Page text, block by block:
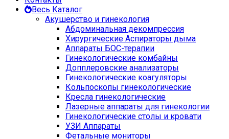
Весь Каталог
Акушерство и гинекология
Абдоминальная декомпрессия
Хирургические Аспираторы дыма
Аппараты БОС-терапии
Гинекологические комбайны
Допплеровские анализаторы
Гинекологические коагуляторы
Кольпоскопы гинекологические
Кресла гинекологические
Лазерные аппараты для гинекологии
Гинекологические столы и кровати
УЗИ Аппараты
Фетальные мониторы